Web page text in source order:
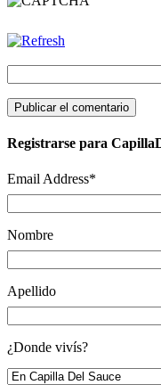
Registrarse para
Email Address*
Nombre
Apellido
¿Donde vivís?